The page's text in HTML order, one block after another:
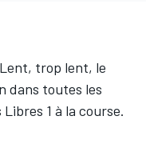
trop lent, le
dans toutes les
1 à la course.